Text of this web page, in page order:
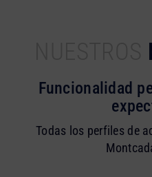
Funcionalidad
Todas los perfiles de